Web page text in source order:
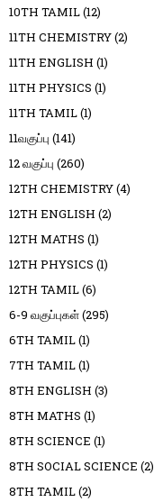
10TH TAMIL(12)
11TH CHEMISTRY(2)
11TH ENGLISH (1)
11TH PHYSICS (1)
11TH TAMIL(1)
11வகுப்பு (141)
12 வகுப்பு (260)
12TH CHEMISTRY(4)
12TH ENGLISH (2)
12TH MATHS (1)
12TH PHYSICS (1)
12TH TAMIL(6)
6-9 வகுப்புகள்(295)
6TH TAMIL(1)
7TH TAMIL(1)
8TH ENGLISH (3)
8TH MATHS (1)
8TH SCIENCE (1)
8TH SOCIAL SCIENCE (2)
8TH TAMIL(2)